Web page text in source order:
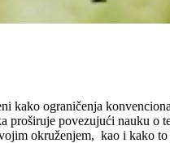
kako ograničenja
povezujući nauku o
okruženjem, kao i kako